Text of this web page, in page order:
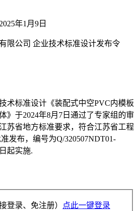
年1月9日
限公司 企业技术标准设计发布令
术标准设计《装配式中空PVC内模板
》于2024年8月7日通过了专家组的审
苏省地方标准要求，符合江苏省工程
发布，编号为Q/320507NDT01-
起实施.
登录、免注册）
点此一键登录